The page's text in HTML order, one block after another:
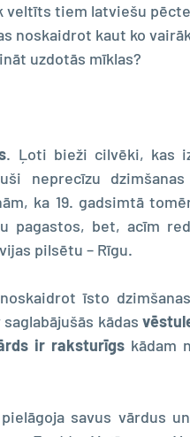
veltīts tiem latviešu
noskaidrot kaut ko
uzdotās mīklas?
. Ļoti bieži cilvēki, kas
neprecīzu
ka 19. gadsimtā
pagastos, bet, acīm
pilsētu – Rīgu.
īsto
kādas
ir raksturīgs
savus vārdus